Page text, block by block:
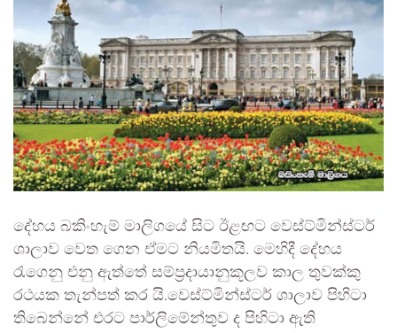
දේහය බකිංහැම් මාලිගයේ සිට ඊළඟට වෙස්ට්මින්ස්ටර්
ශාලාව වෙත ගෙන ඒමට නියමිතයි. මෙහිදී දේහය
රැගෙනු එනු ඇත්තේ සම්ප්‍රදායානුකූලව කාල තුවක්කු
රථයක තැන්පත් කර යි.වෙස්ට්මින්ස්ටර් ශාලාව පිහිටා
තිබෙන්නේ එරට පාර්ලිමේන්තුව ද පිහිටා ඇති